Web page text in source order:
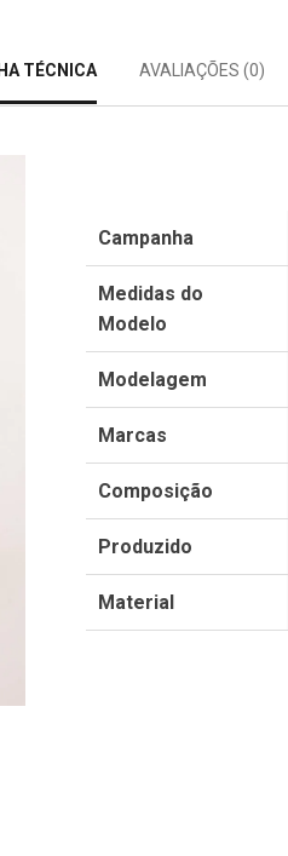
TÉCNICA AVALIAÇÕES (0)
Campanha
Medidas do
Modelo
Modelagem
Marcas
Composição
Produzido
Material